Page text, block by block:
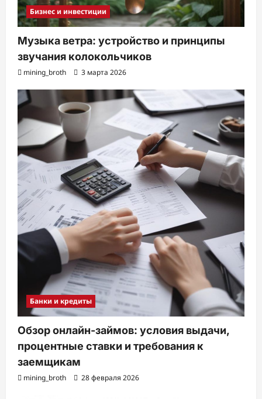
Бизнес и инвестиции
Музыка ветра: устройство и принципы
звучания колокольчиков
mining_broth 3 марта 2026
Банки и кредиты
Обзор онлайн-займов: условия выдачи,
процентные ставки и требования к
заемщикам
mining_broth 28 февраля 2026